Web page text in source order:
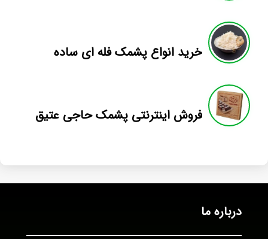
خرید انواع پشمک فله ای ساده
فروش اینترنتی پشمک حاجی عتیق
درباره ما